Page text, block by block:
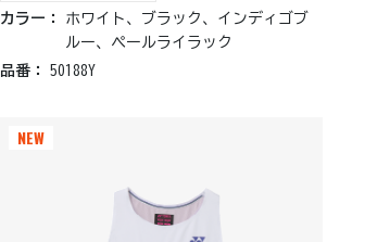
カラー：
ホワイト、ブラック、インディゴブ
ルー、ペールライラック
品番：
50188Y
NEW